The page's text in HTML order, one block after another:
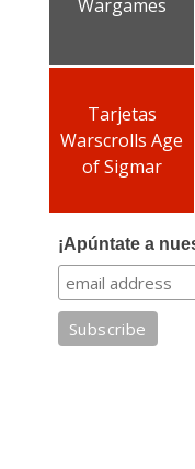
Wargames
Tarjetas
Warscrolls Age
of Sigmar
¡Apúntate a